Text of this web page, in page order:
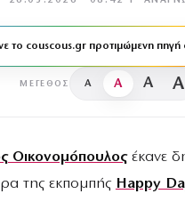
το couscous.gr προτιμώμενη
ΜΈΓΕΘΟΣ A A A A
Οικονομόπουλοςέκανε
της εκπομπής Happy